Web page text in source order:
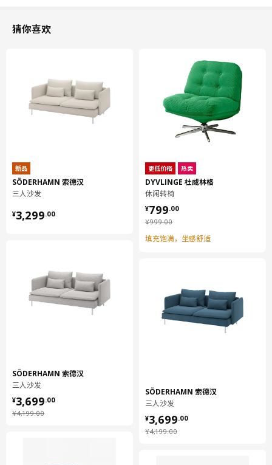
猜你喜欢
新品
SÖDERHAMN 索德汉
三人沙发
¥3,299.00
¥ 3299.00
SÖDERHAMN 索德汉
三人沙发
¥4,199.00
¥ 4199.00
¥3,699.00
¥ 3699.00
更低价格 热卖
DYVLINGE 杜威林格
休闲转椅
¥999.00
¥ 999.00
¥799.00
¥ 799.00
填充饱满，坐感舒适
SÖDERHAMN 索德汉
三人沙发
¥4,199.00
¥ 4199.00
¥3,699.00
¥ 3699.00